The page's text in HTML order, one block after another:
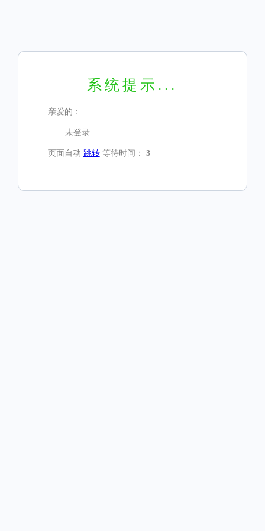
系统提示...
亲爱的：
未登录
页面自动 跳转等待时间： 3